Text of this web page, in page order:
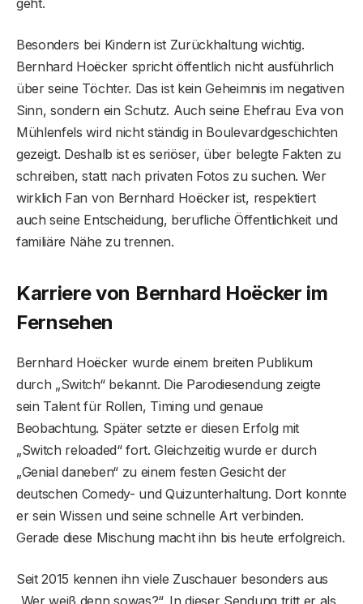
Besonders bei Kindern ist Zurückhaltung wichtig.
Bernhard Hoëcker spricht öffentlich nicht ausführlich
über seine Töchter. Das ist kein Geheimnis im negativen
Sinn, sondern ein Schutz. Auch seine Ehefrau Eva von
Mühlenfels wird nicht ständig in Boulevardgeschichten
gezeigt. Deshalb ist es seriöser, über belegte Fakten zu
schreiben, statt nach privaten Fotos zu suchen. Wer
wirklich Fan von Bernhard Hoëcker ist, respektiert
auch seine Entscheidung, berufliche Öffentlichkeit und
familiäre Nähe zu trennen.
Karriere von Bernhard Hoëcker im
Fernsehen
Bernhard Hoëcker wurde einem breiten Publikum
durch „Switch“ bekannt. Die Parodiesendung zeigte
sein Talent für Rollen, Timing und genaue
Beobachtung. Später setzte er diesen Erfolg mit
„Switch reloaded“ fort. Gleichzeitig wurde er durch
„Genial daneben“ zu einem festen Gesicht der
deutschen Comedy- und Quizunterhaltung. Dort konnte
er sein Wissen und seine schnelle Art verbinden.
Gerade diese Mischung macht ihn bis heute erfolgreich.
Seit 2015 kennen ihn viele Zuschauer besonders aus